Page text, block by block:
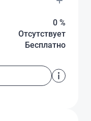
0 %
Отсутствует
Бесплатно